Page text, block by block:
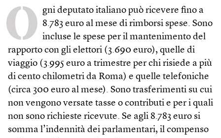
O gni deputato italiano può ricevere fino a
8.783 euro al mese di rimborsi spese. Sono
incluse le spese per il mantenimento del
rapporto con gli elettori (3.690 euro), quelle di
viaggio (3.995 euro a trimestre per chi risiede a più
di cento chilometri da Roma) e quelle telefoniche
(circa 300 euro al mese). Sono trasferimenti su cui
non vengono versate tasse o contributi e per i quali
non sono richieste ricevute. Se agli 8.783 euro si
somma l’indennità dei parlamentari, il compenso